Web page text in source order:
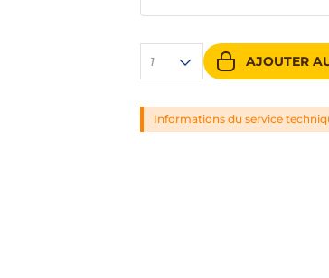
1 AJOUTER
Informations du service